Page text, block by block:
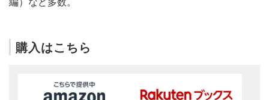
購入はこちら